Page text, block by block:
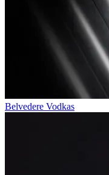
Belvedere Vodkas